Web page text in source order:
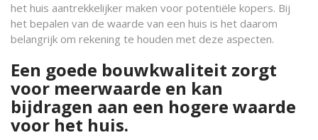
het huis aantrekkelijker maken voor potentiële kopers. Bij
het bepalen van de waarde van een huis is het daarom
belangrijk om rekening te houden met deze aspecten.
Een goede bouwkwaliteit zorgt
voor meerwaarde en kan
bijdragen aan een hogere waarde
voor het huis.